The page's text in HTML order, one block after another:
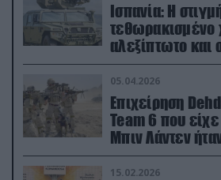
Ισπανία: Η
τεθωρακισμένο
αλεξίπτωτο και
ορμή στο
05.04.2026
Επιχείρηση
Team 6 που
Μπιν Λάντεν
διέσωσε τον
15.02.2026